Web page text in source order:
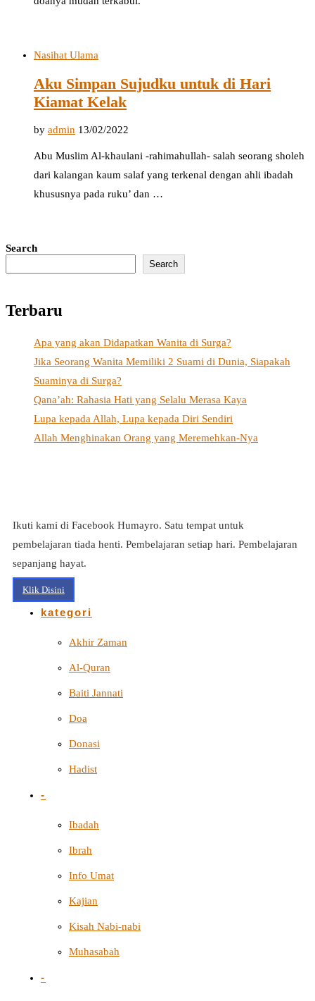
Nasihat Ulama
Aku Simpan Sujudku untuk di Hari
Kiamat Kelak
by admin 13/02/2022
Abu Muslim Al-khaulani -rahimahullah- salah seorang sholeh
dari kalangan kaum salaf yang terkenal dengan ahli ibadah
khususnya pada ruku’ dan …
Search
Search
Terbaru
Apa yang akan Didapatkan Wanita di Surga?
Jika Seorang Wanita Memiliki 2 Suami di Dunia, Siapakah
Suaminya di Surga?
Qana’ah: Rahasia Hati yang Selalu Merasa Kaya
Lupa kepada Allah, Lupa kepada Diri Sendiri
Allah Menghinakan Orang yang Meremehkan-Nya
Ikuti kami di Facebook Humayro. Satu tempat untuk
pembelajaran tiada henti. Pembelajaran setiap hari. Pembelajaran
sepanjang hayat.
Klik Disini
kategori
Akhir Zaman
Al-Quran
Baiti Jannati
Doa
Donasi
Hadist
-
Ibadah
Ibrah
Info Umat
Kajian
Kisah Nabi-nabi
Muhasabah
-